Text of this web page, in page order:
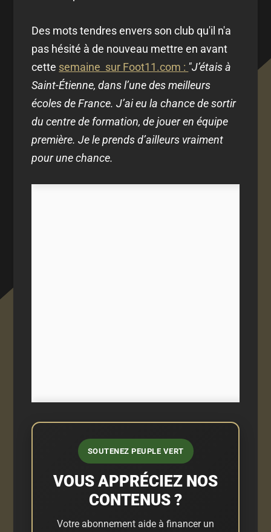
Des mots tendres envers son club qu'il n'a
pas hésité à de nouveau mettre en avant
cette semaine sur Foot11.com : "J’étais à
Saint-Étienne, dans l’une des meilleurs
écoles de France. J’ai eu la chance de sortir
du centre de formation, de jouer en équipe
première. Je le prends d’ailleurs vraiment
pour une chance.
SOUTENEZ PEUPLE VERT
VOUS APPRÉCIEZ NOS
CONTENUS ?
Votre abonnement aide à financer un